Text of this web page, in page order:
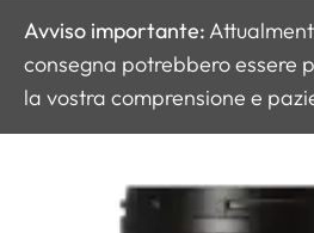
Avviso importante:
consegna potrebbero essere
la vostra comprensione e